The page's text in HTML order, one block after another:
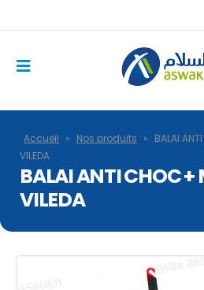
Accueil » Nos produits » BALAI
VILEDA
BALAI ANTI CHOC +
VILEDA